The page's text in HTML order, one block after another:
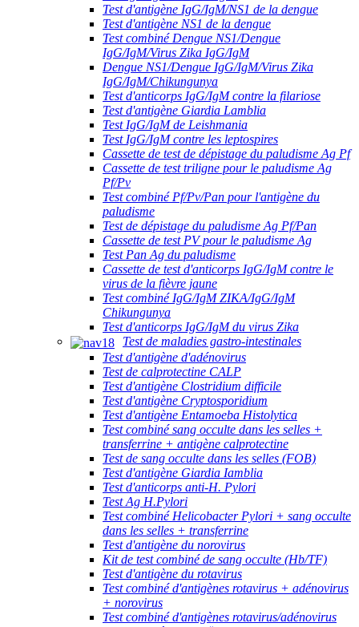
Test d'antigène IgG/IgM/NS1 de la dengue
Test d'antigène NS1 de la dengue
Test combiné Dengue NS1/Dengue
IgG/IgM/Virus Zika IgG/IgM
Dengue NS1/Dengue IgG/IgM/Virus Zika
IgG/IgM/Chikungunya
Test d'anticorps IgG/IgM contre la filariose
Test d'antigène Giardia Lamblia
Test IgG/IgM de Leishmania
Test IgG/IgM contre les leptospires
Cassette de test de dépistage du paludisme Ag Pf
Cassette de test triligne pour le paludisme Ag
Pf/Pv
Test combiné Pf/Pv/Pan pour l'antigène du
paludisme
Test de dépistage du paludisme Ag Pf/Pan
Cassette de test PV pour le paludisme Ag
Test Pan Ag du paludisme
Cassette de test d'anticorps IgG/IgM contre le
virus de la fièvre jaune
Test combiné IgG/IgM ZIKA/IgG/IgM
Chikungunya
Test d'anticorps IgG/IgM du virus Zika
Test de maladies gastro-intestinales
Test d'antigène d'adénovirus
Test de calprotectine CALP
Test d'antigène Clostridium difficile
Test d'antigène Cryptosporidium
Test d'antigène Entamoeba Histolytica
Test combiné sang occulte dans les selles +
transferrine + antigène calprotectine
Test de sang occulte dans les selles (FOB)
Test d'antigène Giardia Iamblia
Test d'anticorps anti-H. Pylori
Test Ag H.Pylori
Test combiné Helicobacter Pylori + sang occulte
dans les selles + transferrine
Test d'antigène du norovirus
Kit de test combiné de sang occulte (Hb/TF)
Test d'antigène du rotavirus
Test combiné d'antigènes rotavirus + adénovirus
+ norovirus
Test combiné d'antigènes rotavirus/adénovirus